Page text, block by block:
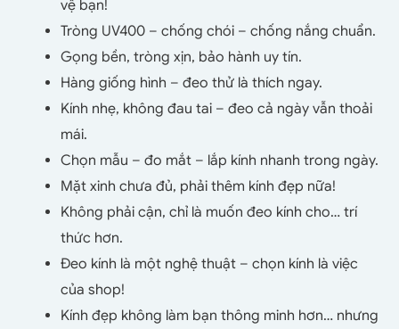
vệ bạn!
Tròng UV400 – chống chói – chống nắng chuẩn.
Gọng bền, tròng xịn, bảo hành uy tín.
Hàng giống hình – đeo thử là thích ngay.
Kính nhẹ, không đau tai – đeo cả ngày vẫn thoải
mái.
Chọn mẫu – đo mắt – lắp kính nhanh trong ngày.
Mặt xinh chưa đủ, phải thêm kính đẹp nữa!
Không phải cận, chỉ là muốn đeo kính cho… trí
thức hơn.
Đeo kính là một nghệ thuật – chọn kính là việc
của shop!
Kính đẹp không làm bạn thông minh hơn… nhưng